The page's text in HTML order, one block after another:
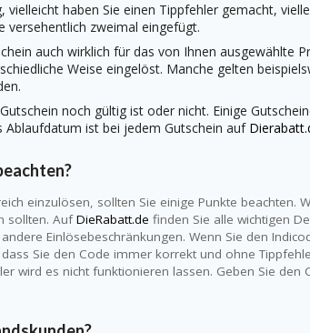
vielleicht haben Sie einen Tippfehler gemacht,
versehentlich zweimal eingefügt.
auch wirklich für das von Ihnen ausgewählte
Weise eingelöst. Manche gelten
noch gültig ist oder nicht. Einige
ist bei jedem Gutschein auf
einzulösen, sollten Sie einige Punkte beachten.
sollten. AufDieRabatt.de finden Sie alle wichtigen
Einlösebeschränkungen. Wenn Sie den
Sie den Code immer korrekt und ohne
wird es nicht funktionieren lassen. Geben Sie